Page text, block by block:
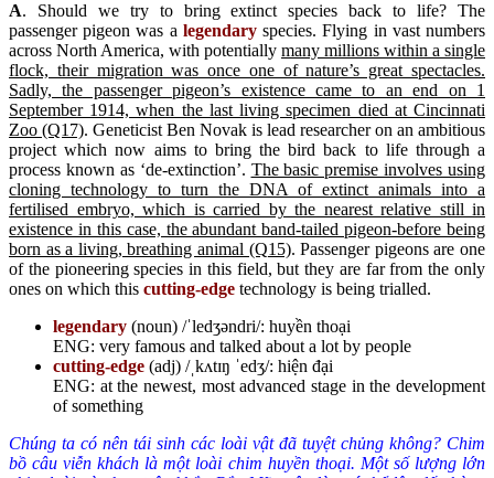
A. Should we try to bring extinct species back to life? The
passenger pigeon was a legendary species. Flying in vast numbers
across North America, with potentially many millions within a single
flock, their migration was once one of nature’s great spectacles.
Sadly, the passenger pigeon’s existence came to an end on 1
September 1914, when the last living specimen died at Cincinnati
Zoo (Q17). Geneticist Ben Novak is lead researcher on an ambitious
project which now aims to bring the bird back to life through a
process known as ‘de-extinction’. The basic premise involves using
cloning technology to turn the DNA of extinct animals into a
fertilised embryo, which is carried by the nearest relative still in
existence in this case, the abundant band-tailed pigeon-before being
born as a living, breathing animal (Q15). Passenger pigeons are one
of the pioneering species in this field, but they are far from the only
ones on which this cutting-edge technology is being trialled.
legendary (noun) /ˈledʒəndri/: huyền thoại
ENG: very famous and talked about a lot by people
cutting-edge (adj) /ˌkʌtɪŋ ˈedʒ/: hiện đại
ENG: ​at the newest, most advanced stage in the development
of something
Chúng ta có nên tái sinh các loài vật đã tuyệt chủng không? Chim
bồ câu viễn khách là một loài chim huyền thoại. Một số lượng lớn